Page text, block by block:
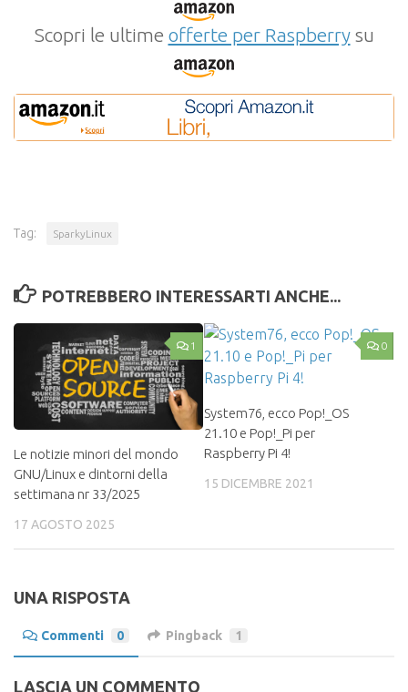
Scopri le ultime offerte per Raspberrysu
Tag: SparkyLinux
POTREBBERO INTERESSARTI ANCHE...
1
Le notizie minori del mondo
GNU/Linux e dintorni della
settimana nr 33/2025
17 AGOSTO 2025
0
System76, ecco Pop!_OS
21.10 e Pop!_Pi per
Raspberry Pi 4!
15 DICEMBRE 2021
UNA RISPOSTA
Commenti 0 Pingback 1
LASCIA UN COMMENTO